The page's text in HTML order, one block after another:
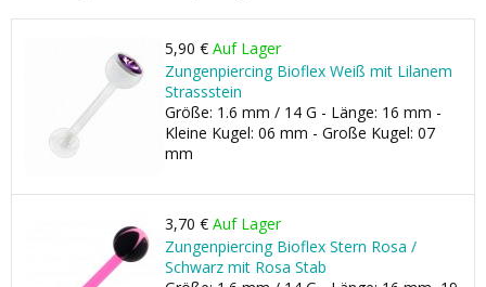
5,90 € Auf Lager
Zungenpiercing Bioflex Weiß mit Lilanem
Strassstein
Größe: 1.6 mm / 14 G - Länge: 16 mm -
Kleine Kugel: 06 mm - Große Kugel: 07
mm
3,70 € Auf Lager
Zungenpiercing Bioflex Stern Rosa /
Schwarz mit Rosa Stab